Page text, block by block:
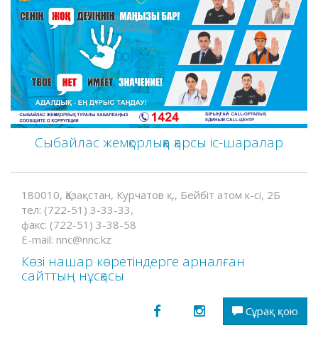
Сыбайлас жемқорлыққа қарсы іс-шаралар
180010, Қазақстан, Курчатов қ., Бейбіт атом к-сі, 2Б
тел: (722-51) 3-33-33,
факс: (722-51) 3-38-58
E-mail: nnc@nnc.kz
Көзі нашар көретіндерге арналған
сайттың нұсқасы
Сұрақ қою